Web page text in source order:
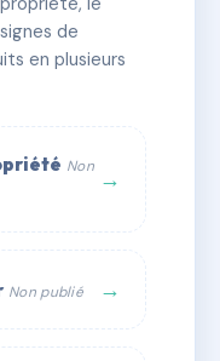
🏗 1 bâtiment(s)
de
en plusieurs
Non →
Non publié →